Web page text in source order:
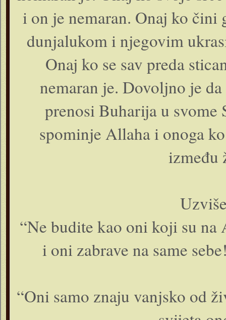
i on je nemaran. Onaj ko čini
dunjalukom i njegovim
Onaj ko se sav preda
nemaran je. Dovoljno je
prenosi Buharija u svome
spominje Allaha i onoga
između
“Ne budite kao oni koji su
i oni zabrave na same
“Oni samo znaju vanjsko od